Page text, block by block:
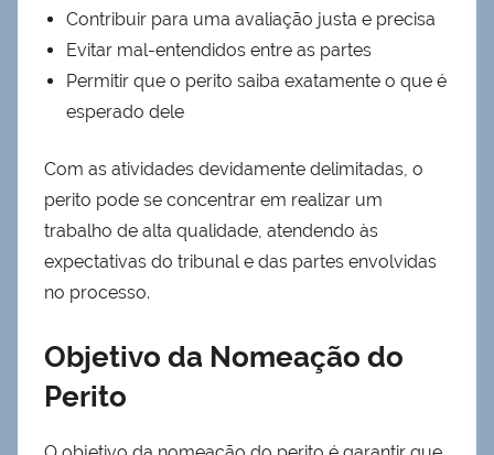
Contribuir para uma avaliação justa e precisa
Evitar mal-entendidos entre as partes
Permitir que o perito saiba exatamente o que é
esperado dele
Com as atividades devidamente delimitadas, o
perito pode se concentrar em realizar um
trabalho de alta qualidade, atendendo às
expectativas do tribunal e das partes envolvidas
no processo.
Objetivo da Nomeação do
Perito